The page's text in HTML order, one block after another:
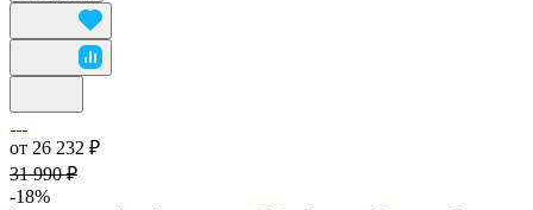
от 26 232 ₽
31 990 ₽
-18%